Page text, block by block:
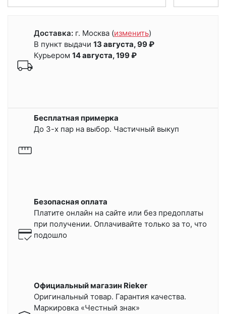
Доставка: г. Москва (изменить)
В пункт выдачи 13 августа, 99 ₽
Курьером 14 августа, 199 ₽
Бесплатная примерка
До 3-х пар на выбор. Частичный выкуп
Безопасная оплата
Платите онлайн на сайте или без предоплаты
при получении. Оплачивайте только за то, что
подошло
Официальный магазин Rieker
Оригинальный товар. Гарантия качества.
Маркировка «Честный знак»